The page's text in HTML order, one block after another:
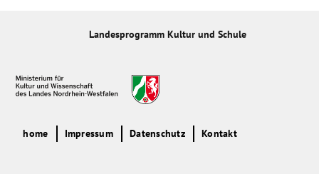
Landesprogramm Kultur und Schule
home Impressum Datenschutz Kontakt